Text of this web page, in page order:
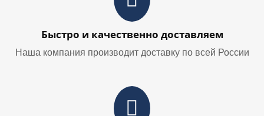
Быстро и качественно доставляем
Наша компания производит доставку по всей России